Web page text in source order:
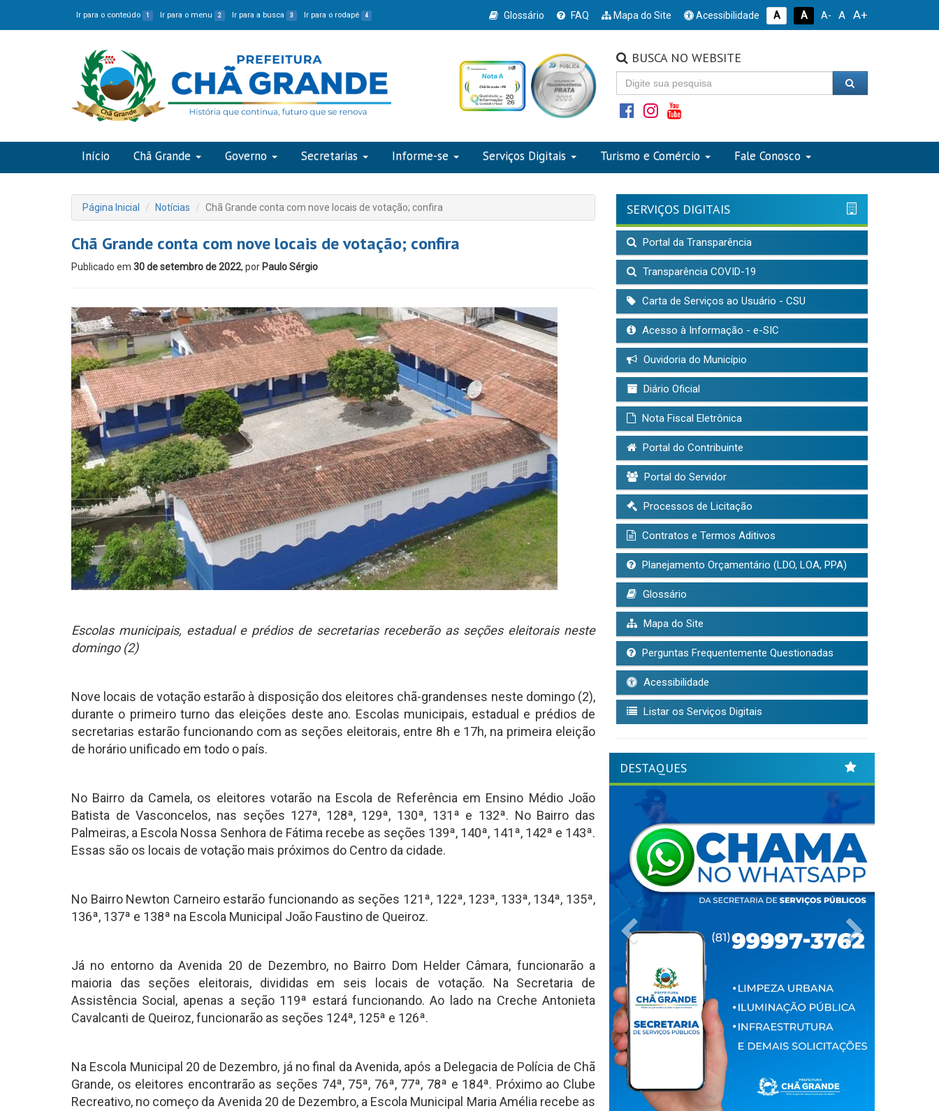
Ir para o conteúdo 1 Ir para o menu 2 Ir para a busca 3 Ir para o rodapé 4 Glossário FAQ Mapa do Site Acessibilidade A A A- A A+
BUSCA NO WEBSITE
Início Chã Grande Governo Secretarias Informe-se Serviços Digitais Turismo e Comércio Fale Conosco
Página Inicial Notícias Chã Grande conta com nove locais de votação; confira
Chã Grande conta com nove locais de votação; confira
Publicado em 30 de setembro de 2022, por Paulo Sérgio
Escolas municipais, estadual e prédios de secretarias receberão as seções eleitorais neste
domingo (2)
Nove locais de votação estarão à disposição dos eleitores chã-grandenses neste domingo (2),
durante o primeiro turno das eleições deste ano. Escolas municipais, estadual e prédios de
secretarias estarão funcionando com as seções eleitorais, entre 8h e 17h, na primeira eleição
de horário unificado em todo o país.
No Bairro da Camela, os eleitores votarão na Escola de Referência em Ensino Médio João
Batista de Vasconcelos, nas seções 127ª, 128ª, 129ª, 130ª, 131ª e 132ª. No Bairro das
Palmeiras, a Escola Nossa Senhora de Fátima recebe as seções 139ª, 140ª, 141ª, 142ª e 143ª.
Essas são os locais de votação mais próximos do Centro da cidade.
No Bairro Newton Carneiro estarão funcionando as seções 121ª, 122ª, 123ª, 133ª, 134ª, 135ª,
136ª, 137ª e 138ª na Escola Municipal João Faustino de Queiroz.
Já no entorno da Avenida 20 de Dezembro, no Bairro Dom Helder Câmara, funcionarão a
maioria das seções eleitorais, divididas em seis locais de votação. Na Secretaria de
Assistência Social, apenas a seção 119ª estará funcionando. Ao lado na Creche Antonieta
Cavalcanti de Queiroz, funcionarão as seções 124ª, 125ª e 126ª.
Na Escola Municipal 20 de Dezembro, já no final da Avenida, após a Delegacia de Polícia de Chã
Grande, os eleitores encontrarão as seções 74ª, 75ª, 76ª, 77ª, 78ª e 184ª. Próximo ao Clube
Recreativo, no começo da Avenida 20 de Dezembro, a Escola Municipal Maria Amélia recebe as
SERVIÇOS DIGITAIS
Portal da Transparência
Transparência COVID-19
Carta de Serviços ao Usuário - CSU
Acesso à Informação - e-SIC
Ouvidoria do Município
Diário Oficial
Nota Fiscal Eletrônica
Portal do Contribuinte
Portal do Servidor
Processos de Licitação
Contratos e Termos Aditivos
Planejamento Orçamentário (LDO, LOA, PPA)
Glossário
Mapa do Site
Perguntas Frequentemente Questionadas
Acessibilidade
Listar os Serviços Digitais
DESTAQUES
Previous